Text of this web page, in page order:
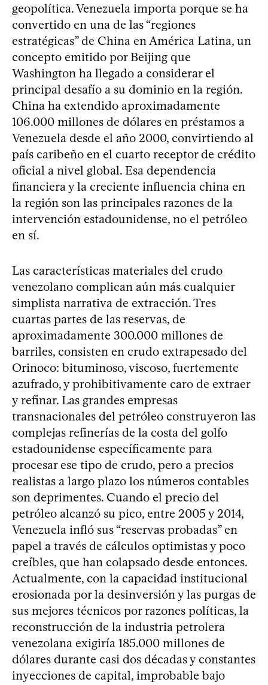
geopolítica. Venezuela importa porque se ha
convertido en una de las “regiones
estratégicas” de China en América Latina, un
concepto emitido por Beijing que
Washington ha llegado a considerar el
principal desafío a su dominio en la región.
China ha extendido aproximadamente
106.000 millones de dólares en préstamos a
Venezuela desde el año 2000, convirtiendo al
país caribeño en el cuarto receptor de crédito
oficial a nivel global. Esa dependencia
financiera y la creciente influencia china en
la región son las principales razones de la
intervención estadounidense, no el petróleo
en sí.
Las características materiales del crudo
venezolano complican aún más cualquier
simplista narrativa de extracción. Tres
cuartas partes de las reservas, de
aproximadamente 300.000 millones de
barriles, consisten en crudo extrapesado del
Orinoco: bituminoso, viscoso, fuertemente
azufrado, y prohibitivamente caro de extraer
y refinar. Las grandes empresas
transnacionales del petróleo construyeron las
complejas refinerías de la costa del golfo
estadounidense específicamente para
procesar ese tipo de crudo, pero a precios
realistas a largo plazo los números contables
son deprimentes. Cuando el precio del
petróleo alcanzó su pico, entre 2005 y 2014,
Venezuela infló sus “reservas probadas” en
papel a través de cálculos optimistas y poco
creíbles, que han colapsado desde entonces.
Actualmente, con la capacidad institucional
erosionada por la desinversión y las purgas de
sus mejores técnicos por razones políticas, la
reconstrucción de la industria petrolera
venezolana exigiría 185.000 millones de
dólares durante casi dos décadas y constantes
inyecciones de capital, improbable bajo